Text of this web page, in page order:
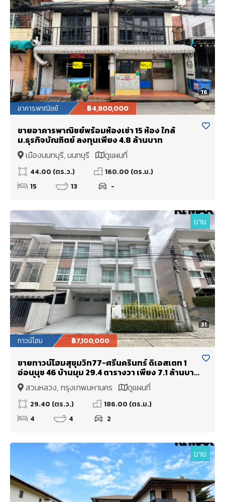
16
อาคารพาณิชย์ ฿4,800,000
ขายอาคารพาณิชย์พร้อมห้องเช่า 15 ห้อง ใกล้
ม.ธุรกิจบัณฑิตย์ ลงทุนเพียง 4.8 ล้านบาท
เมืองนนทบุรี, นนทบุรี
ดูแผนที่
44.00 (ตร.ว.)
160.00 (ตร.ม.)
15
13 -
31
ขาย
ทาวน์โฮม ฿7,100,000
ขายทาวน์โฮมสุขุมวิท77-ศรีนครินทร์ ดิเอสเตท 1
อ่อนนุช 46 บ้านมุม 29.4 ตารางวา เพียง 7.1 ล้านบาท
เท่านั้น
สวนหลวง, กรุงเทพมหานคร ดูแผนที่
29.40 (ตร.ว.)
186.00 (ตร.ม.)
4
4 2
ขาย